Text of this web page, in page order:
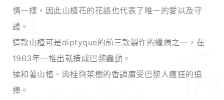
情一樣，因此山楂花的花語也代表了唯一的愛以及守
護。
這款山楂可是diptyque的前三款製作的蠟燭之一，在
1963年一推出就造成巴黎轟動。
揉和著山楂、肉桂與茶樹的香調廣受巴黎人瘋狂的追
捧。